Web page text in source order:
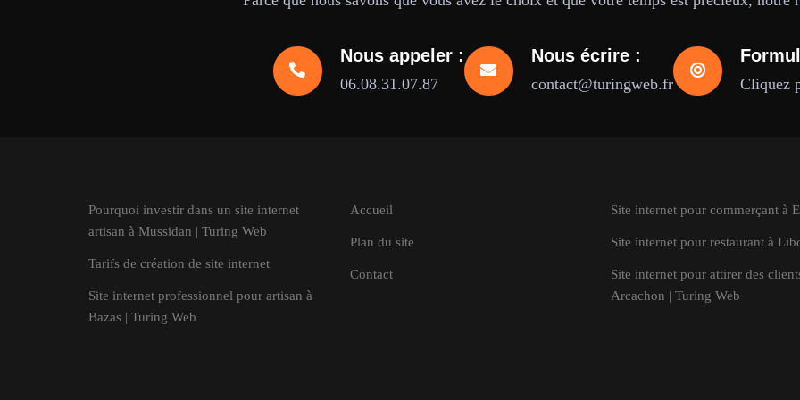
Nous appeler :
06.08.31.07.87
Nous écrire :
contact@turingweb.fr Cliquez
Pourquoi investir dans un site internet
artisan à Mussidan | Turing Web
Tarifs de création de site internet
Site internet professionnel pour artisan à
Bazas | Turing Web
Accueil
Plan du site
Contact
Site internet pour commerçant à
Site internet pour restaurant à
Site internet pour attirer des
Arcachon | Turing Web